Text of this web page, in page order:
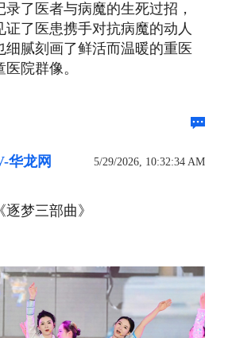
录了医者与病魔的生死过招，
证了医患携手对抗病魔的动人
细腻刻画了鲜活而温暖的重医
医院群像。
华龙网 5/29/2026, 10:32:34 AM
梦三部曲》